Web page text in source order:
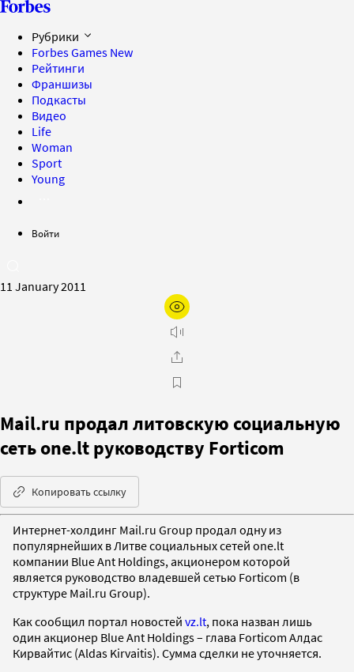
Рубрики
Forbes Games New
Рейтинги
Франшизы
Подкасты
Видео
Life
Woman
Sport
Young
Войти
11 January 2011
Mail.ru продал литовскую социальную
сеть one.lt руководству Forticom
Копировать ссылку
Интернет-холдинг Mail.ru Group продал одну из
популярнейших в Литве социальных сетей one.lt
компании Blue Ant Holdings, акционером которой
является руководство владевшей сетью Forticom (в
структуре Mail.ru Group).
Как сообщил портал новостей vz.lt, пока назван лишь
один акционер Blue Ant Holdings – глава Forticom Алдас
Кирвайтис (Aldas Kirvaitis). Сумма сделки не уточняется.